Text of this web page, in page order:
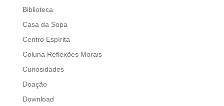
Biblioteca
Casa da Sopa
Centro Espírita
Coluna Reflexões Morais
Curiosidades
Doação
Download